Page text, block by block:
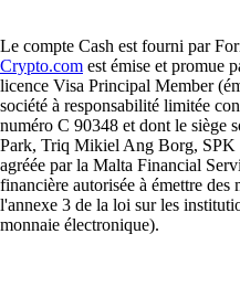
Le compte Cash est fourni par
Crypto.com est émise et promue
licence Visa Principal Member
société à responsabilité limitée
numéro C 90348 et dont le siège
Park, Triq Mikiel Ang Borg, SPK
agréée par la Malta Financial
financière autorisée à émettre
l'annexe 3 de la loi sur les
monnaie électronique).